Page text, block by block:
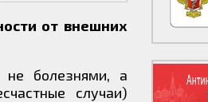
от внешних
не болезнями, а
случаи)